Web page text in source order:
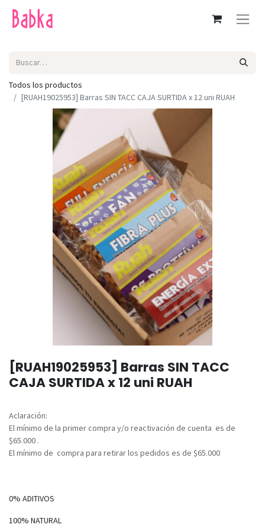
Todos los productos
[RUAH19025953] Barras SIN TACC CAJA SURTIDA x 12 uni RUAH
[RUAH19025953] Barras SIN TACC
CAJA SURTIDA x 12 uni RUAH
Aclaración:
El mínimo de la primer compra y/o reactivación de cuenta es de
$65.000 .
El mínimo de compra para retirar los pedidos es de $65.000
0% ADITIVOS
100% NATURAL